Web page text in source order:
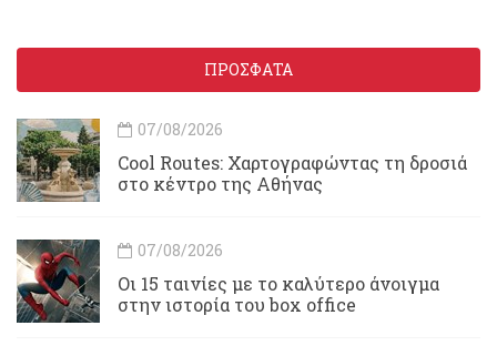
ΠΡΟΣΦΑΤΑ
07/08/2026
Cool Routes: Χαρτογραφώντας τη δροσιά
στο κέντρο της Αθήνας
07/08/2026
Οι 15 ταινίες με το καλύτερο άνοιγμα
στην ιστορία του box office